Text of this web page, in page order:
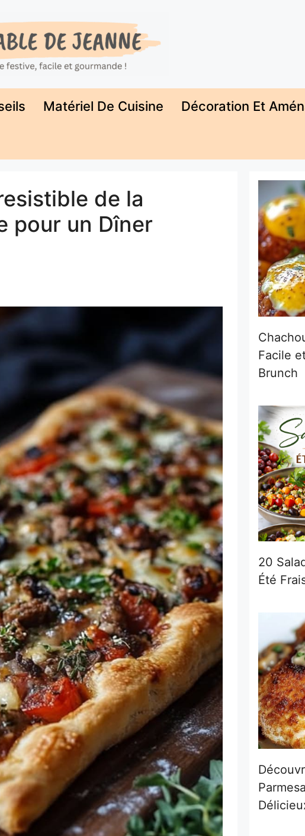
Matériel De Cuisine Décoration Et
de la
pour un Dîner
Facile
Brunch
20
Été